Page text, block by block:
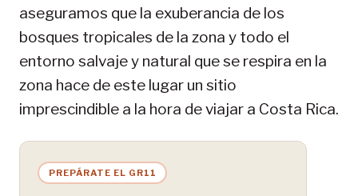
aseguramos que la exuberancia de los
bosques tropicales de la zona y todo el
entorno salvaje y natural que se respira en la
zona hace de este lugar un sitio
imprescindible a la hora de viajar a Costa Rica.
PREPÁRATE EL GR11